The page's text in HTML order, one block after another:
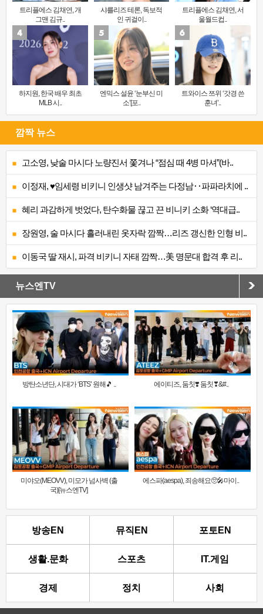
트리플에스 김채연, 개
그맨 김규..
샤를리즈 테론, 독보적
인 귀걸이..
트리플에스 김채연, 서
울월드컵..
하지원, 한국 배우 최초
MLB 시..
엔믹스 설윤 ‘눈부신 미
소’[포..
트와이스 쯔위 ‘갓경 쓴
훈녀’..
깜짝 뉴스
고소영, 낮술 마시다 노량진서 쫓겨나 “점심 때 4병 마셔”(바..
이정재, ♥임세령 비키니 인생샷 남겨주는 다정남‥파파라치에 ..
혜리 과감하게 벗었다, 탄수화물 끊고 끈 비니키 소화 ‘역대급..
장원영, 술 마시다 흘러내린 옷자락 깜짝…리즈 갱신한 인형 비..
이동국 딸 재시, 파격 비키니 자태 깜짝…美 명문대 합격 후 리..
뉴스엔TV
방탄소년단, 시대가 ‘BTS’ 원해🎵 .. 에이티즈, 둠칫❣️ 둠칫❣&#..
미야오(MEOVV), 미모가 넘사벽 (출
국)[뉴스엔TV]
에스파(aespa), 죄송해요🥺🎤마이..
방송EN 뮤직EN 포토EN
생활.문화 스포츠 IT.게임
경제 정치 사회